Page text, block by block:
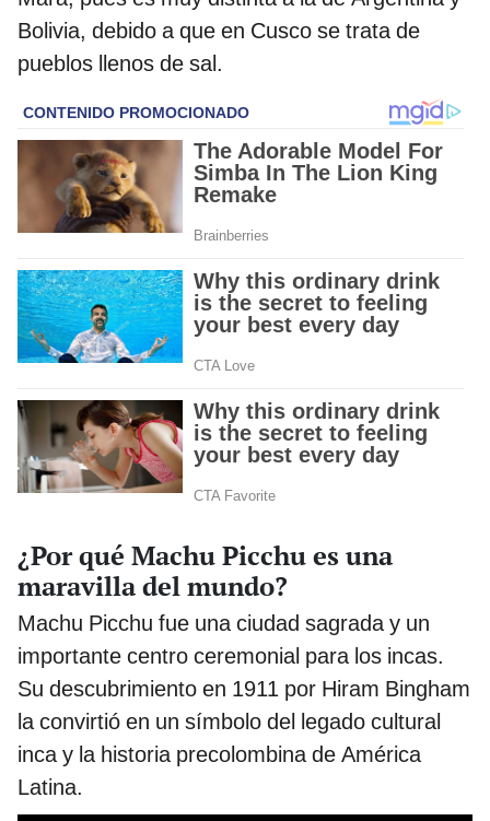
Bolivia, debido a que en Cusco se trata de
pueblos llenos de sal.
¿Por qué Machu Picchu es una
maravilla del mundo?
Machu Picchu fue una ciudad sagrada y un
importante centro ceremonial para los incas.
Su descubrimiento en 1911 por Hiram Bingham
la convirtió en un símbolo del legado cultural
inca y la historia precolombina de América
Latina.